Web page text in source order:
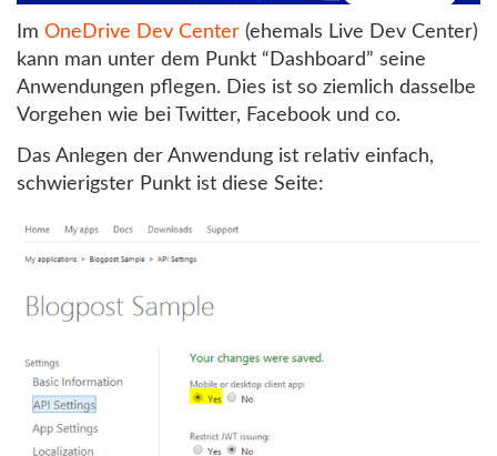
Im OneDrive Dev Center (ehemals Live Dev Center)
kann man unter dem Punkt “Dashboard” seine
Anwendungen pflegen. Dies ist so ziemlich dasselbe
Vorgehen wie bei Twitter, Facebook und co.
Das Anlegen der Anwendung ist relativ einfach,
schwierigster Punkt ist diese Seite: